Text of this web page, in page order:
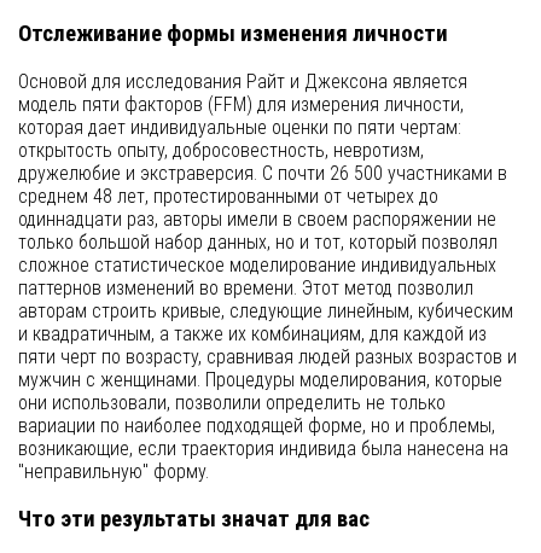
Отслеживание формы изменения личности
Основой для исследования Райт и Джексона является
модель пяти факторов (FFM) для измерения личности,
которая дает индивидуальные оценки по пяти чертам:
открытость опыту, добросовестность, невротизм,
дружелюбие и экстраверсия. С почти 26 500 участниками в
среднем 48 лет, протестированными от четырех до
одиннадцати раз, авторы имели в своем распоряжении не
только большой набор данных, но и тот, который позволял
сложное статистическое моделирование индивидуальных
паттернов изменений во времени. Этот метод позволил
авторам строить кривые, следующие линейным, кубическим
и квадратичным, а также их комбинациям, для каждой из
пяти черт по возрасту, сравнивая людей разных возрастов и
мужчин с женщинами. Процедуры моделирования, которые
они использовали, позволили определить не только
вариации по наиболее подходящей форме, но и проблемы,
возникающие, если траектория индивида была нанесена на
"неправильную" форму.
Что эти результаты значат для вас